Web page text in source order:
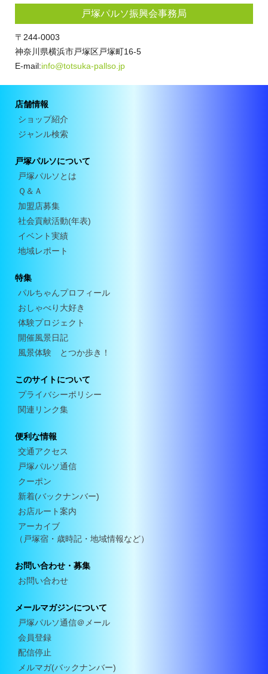
戸塚パルソ振興会事務局
〒244-0003
神奈川県横浜市戸塚区戸塚町16-5
E-mail:info@totsuka-pallso.jp
店舗情報
ショップ紹介
ジャンル検索
戸塚パルソについて
戸塚パルソとは
Ｑ＆Ａ
加盟店募集
社会貢献活動(年表)
イベント実績
地域レポート
特集
パルちゃんプロフィール
おしゃべり大好き
体験プロジェクト
開催風景日記
風景体験 とつか歩き！
このサイトについて
プライバシーポリシー
関連リンク集
便利な情報
交通アクセス
戸塚パルソ通信
クーポン
新着(バックナンバー)
お店ルート案内
アーカイブ
（戸塚宿・歳時記・地域情報など）
お問い合わせ・募集
お問い合わせ
メールマガジンについて
戸塚パルソ通信＠メール
会員登録
配信停止
メルマガ(バックナンバー)